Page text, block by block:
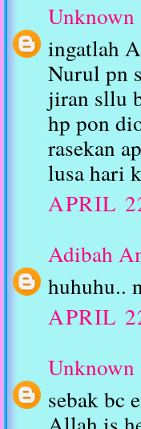
Unknown
ingatlah
Nurul pn
jiran sllu
hp pon
rasekan
lusa hari
APRIL
Adibah
huhuhu..
APRIL
Unknown
sebak bc